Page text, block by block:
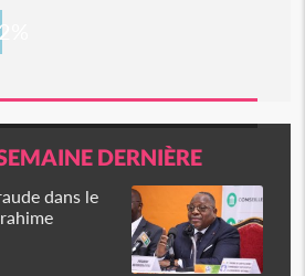
2%
DERNIÈRE
dans le